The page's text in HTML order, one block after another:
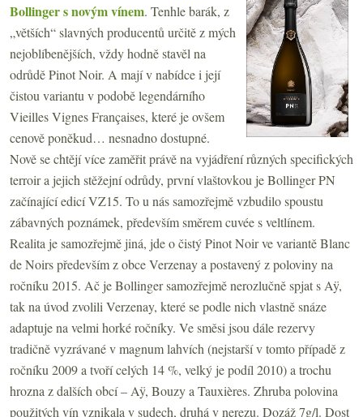
Bollinger s novým vínem. Tenhle barák, z
„větších“ slavných producentů určitě z mých
nejoblíbenějších, vždy hodně stavěl na
odrůdě Pinot Noir. A mají v nabídce i její
čistou variantu v podobě legendárního
Vieilles Vignes Françaises, které je ovšem
cenově poněkud… nesnadno dostupné.
Nově se chtějí více zaměřit právě na vyjádření různých specifických
terroir a jejich stěžejní odrůdy, první vlaštovkou je Bollinger PN
začínající edicí VZ15. To u nás samozřejmě vzbudilo spoustu
zábavných poznámek, především směrem cuvée s veltlínem.
Realita je samozřejmě jiná, jde o čistý Pinot Noir ve variantě Blanc
de Noirs především z obce Verzenay a postavený z poloviny na
ročníku 2015. Ač je Bollinger samozřejmě nerozlučně spjat s Aÿ,
tak na úvod zvolili Verzenay, které se podle nich vlastně snáze
adaptuje na velmi horké ročníky. Ve směsi jsou dále rezervy
tradičně vyzrávané v magnum lahvích (nejstarší v tomto případě z
ročníku 2009 a tvoří celých 14 %, velký je podíl 2010) a trochu
hrozna z dalších obcí – Aÿ, Bouzy a Tauxières. Zhruba polovina
použitých vín vznikala v sudech, druhá v nerezu. Dozáž 7g/l. Dost